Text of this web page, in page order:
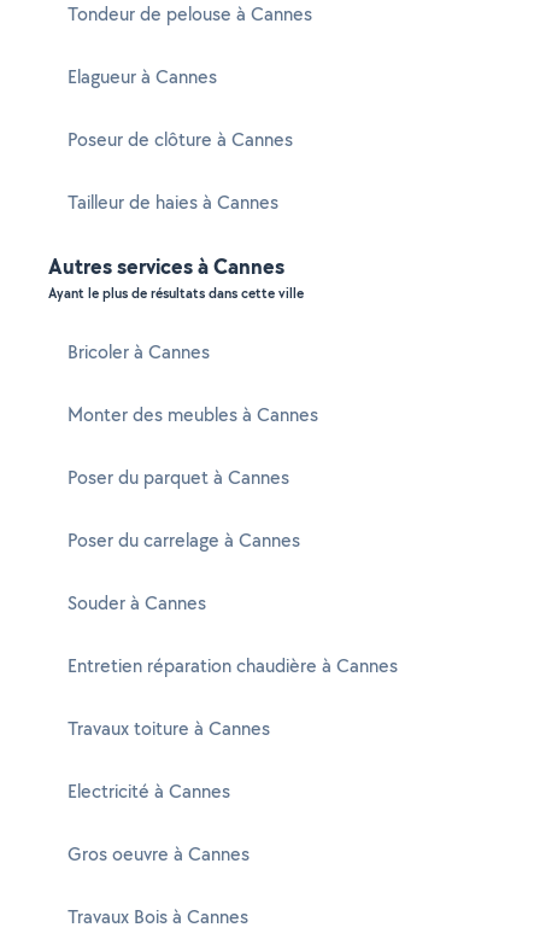
Tondeur de pelouse à Cannes
Elagueur à Cannes
Poseur de clôture à Cannes
Tailleur de haies à Cannes
Autres services à Cannes
Ayant le plus de résultats dans cette ville
Bricoler à Cannes
Monter des meubles à Cannes
Poser du parquet à Cannes
Poser du carrelage à Cannes
Souder à Cannes
Entretien réparation chaudière à Cannes
Travaux toiture à Cannes
Electricité à Cannes
Gros oeuvre à Cannes
Travaux Bois à Cannes